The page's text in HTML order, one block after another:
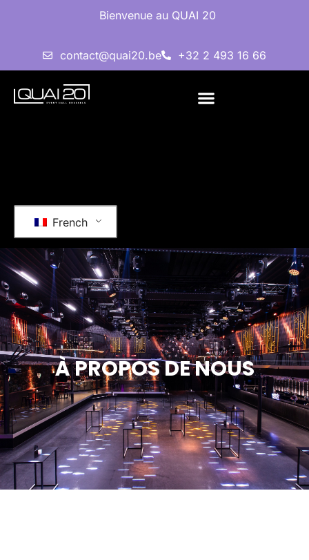
Bienvenue au QUAI 20
contact@quai20.be +32 2 493 16 66
French
À PROPOS DE NOUS